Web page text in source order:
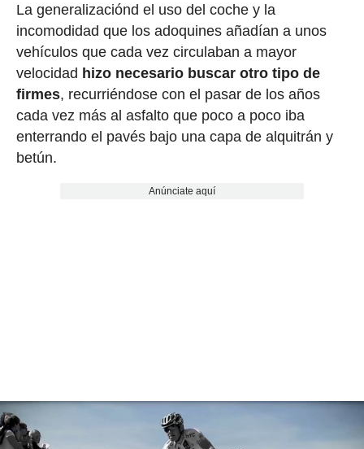
La generalizaciónd el uso del coche y la
incomodidad que los adoquines añadían a unos
vehículos que cada vez circulaban a mayor
velocidad hizo necesario buscar otro tipo de
firmes, recurriéndose con el pasar de los años
cada vez más al asfalto que poco a poco iba
enterrando el pavés bajo una capa de alquitrán y
betún.
Anúnciate aquí